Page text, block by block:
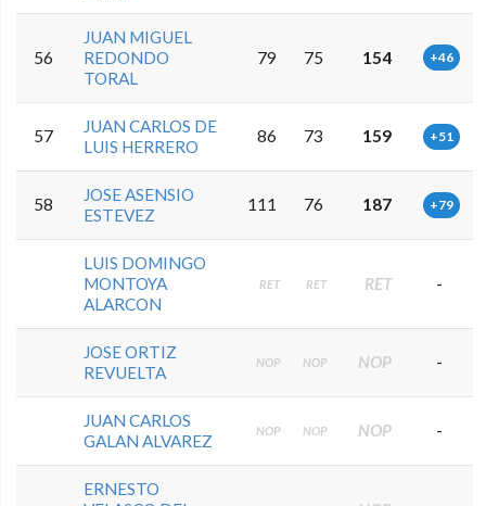
56
JUAN MIGUEL
REDONDO
TORAL
79 75 154 +46
57
JUAN CARLOS DE
LUIS HERRERO
86 73 159 +51
58
JOSE ASENSIO
ESTEVEZ
111 76 187 +79
LUIS DOMINGO
MONTOYA
ALARCON
RET RET RET -
JOSE ORTIZ
REVUELTA
NOP NOP NOP -
JUAN CARLOS
GALAN ALVAREZ
NOP NOP NOP -
ERNESTO